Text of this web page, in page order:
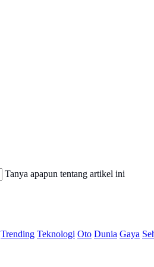
Tanya apapun tentang ar
Trending Teknologi Oto Dunia Gaya